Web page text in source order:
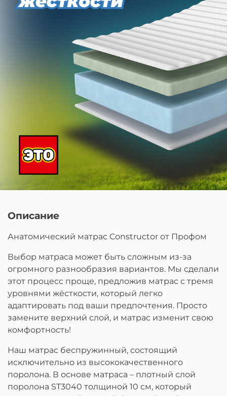
Описание
Анатомический матрас Constructor от Профом
Выбор матраса может быть сложным из-за
огромного разнообразия вариантов. Мы сделали
этот процесс проще, предложив матрас с тремя
уровнями жёсткости, который легко
адаптировать под ваши предпочтения. Просто
замените верхний слой, и матрас изменит свою
комфортность!
Наш матрас беспружинный, состоящий
исключительно из высококачественного
поролона. В основе матраса – плотный слой
поролона ST3040 толщиной 10 см, который